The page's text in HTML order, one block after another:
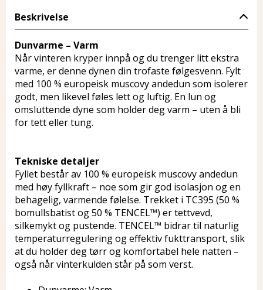
Beskrivelse
Dunvarme – Varm
Når vinteren kryper innpå og du trenger litt ekstra
varme, er denne dynen din trofaste følgesvenn. Fylt
med 100 % europeisk muscovy andedun som isolerer
godt, men likevel føles lett og luftig. En lun og
omsluttende dyne som holder deg varm – uten å bli
for tett eller tung.
Tekniske detaljer
Fyllet består av 100 % europeisk muscovy andedun
med høy fyllkraft – noe som gir god isolasjon og en
behagelig, varmende følelse. Trekket i TC395 (50 %
bomullsbatist og 50 % TENCEL™) er tettvevd,
silkemykt og pustende. TENCEL™ bidrar til naturlig
temperaturregulering og effektiv fukttransport, slik
at du holder deg tørr og komfortabel hele natten –
også når vinterkulden står på som verst.